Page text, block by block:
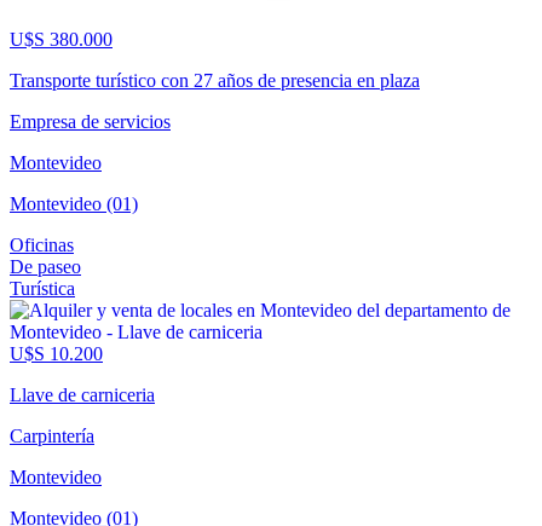
U$S 380.000
Transporte turístico con 27 años de presencia en plaza
Empresa de servicios
Montevideo
Montevideo (01)
Oficinas
De paseo
Turística
U$S 10.200
Llave de carniceria
Carpintería
Montevideo
Montevideo (01)